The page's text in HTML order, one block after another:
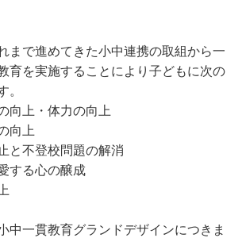
まで進めてきた小中連携の取組から一
育を実施することにより子どもに次の
。
上・体力の向上
上
不登校問題の解消
る心の醸成
中一貫教育グランドデザインにつきま